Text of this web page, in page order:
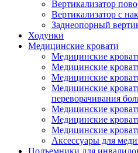
Вертикализатор
Вертикализатор с
Заднеопорный
Ходунки
Медицинские кровати
Медицинские
Медицинские
Медицинские
Медицинские
переворачивания
Медицинские
Медицинские
Медицинские
Аксессуары для
Подъемники для